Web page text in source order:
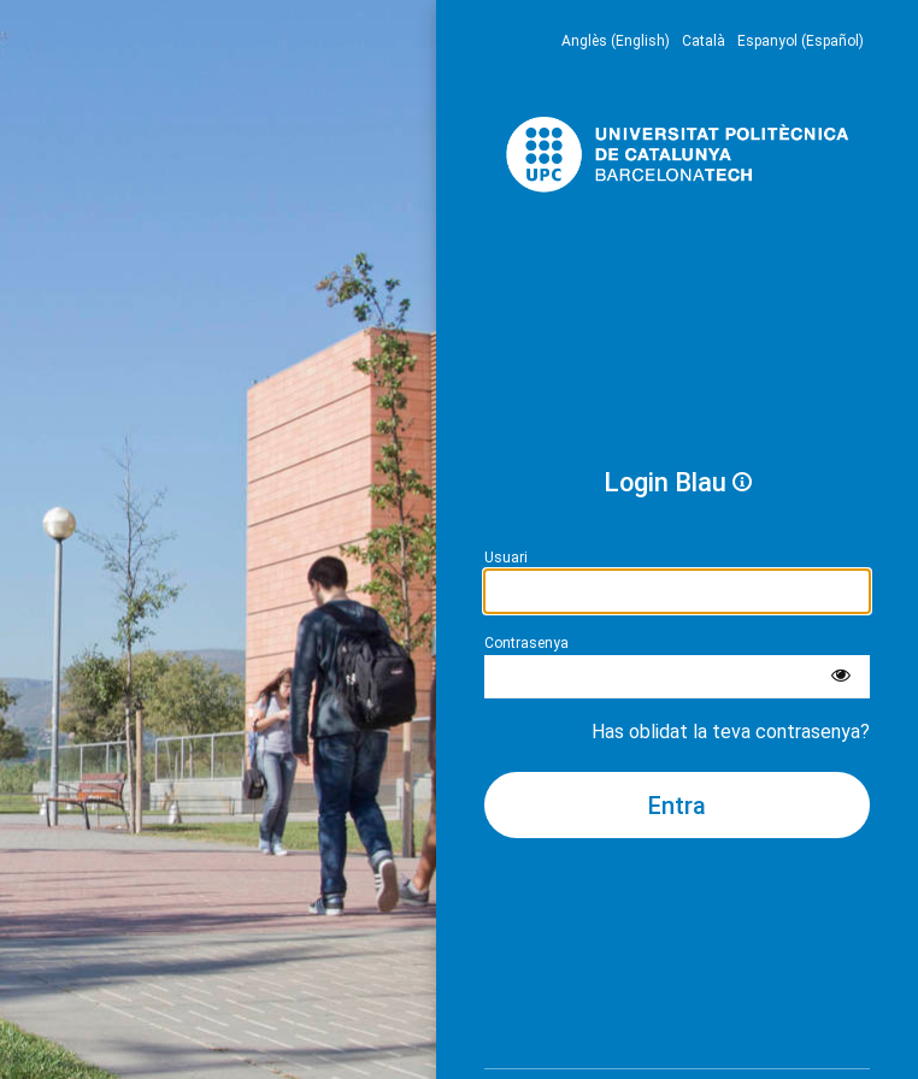
Anglès (English) Català Espanyol (Español)
Login Blau
Usuari
Contrasenya
Has oblidat la teva contrasenya?